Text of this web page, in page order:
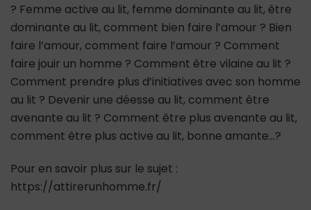
? Femme active au lit, femme dominante au lit, être
dominante au lit, comment bien faire l’amour ? Bien
faire l’amour, comment faire l’amour ? Comment
faire jouir un homme ? Comment être vilaine au lit ?
Comment prendre plus d’initiatives avec son homme
au lit ? Devenir une déesse au lit, comment être
avenante au lit ? Comment être plus avenante au lit,
comment être plus active au lit, bonne amante…?
Pour en savoir plus sur le sujet :
https://attirerunhomme.fr/